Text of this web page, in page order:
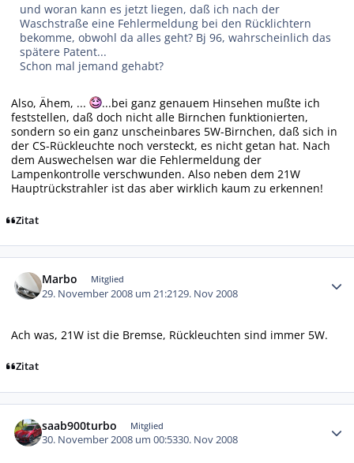
und woran kann es jetzt liegen, daß ich nach der
Waschstraße eine Fehlermeldung bei den Rücklichtern
bekomme, obwohl da alles geht? Bj 96, wahrscheinlich das
spätere Patent...
Schon mal jemand gehabt?
Also, Ähem, ...
...bei ganz genauem Hinsehen mußte ich
feststellen, daß doch nicht alle Birnchen funktionierten,
sondern so ein ganz unscheinbares 5W-Birnchen, daß sich in
der CS-Rückleuchte noch versteckt, es nicht getan hat. Nach
dem Auswechelsen war die Fehlermeldung der
Lampenkontrolle verschwunden. Also neben dem 21W
Hauptrückstrahler ist das aber wirklich kaum zu erkennen!
Zitat
Marbo Mitglied
29. November 2008 um 21:2129. Nov 2008
Ach was, 21W ist die Bremse, Rückleuchten sind immer 5W.
Zitat
saab900turbo Mitglied
30. November 2008 um 00:5330. Nov 2008